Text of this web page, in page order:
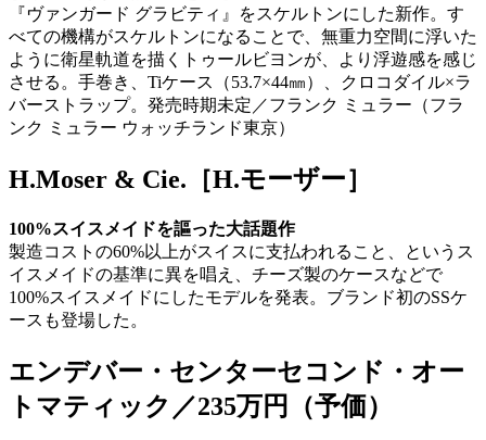
『ヴァンガード グラビティ』をスケルトンにした新作。す
べての機構がスケルトンになることで、無重力空間に浮いた
ように衛星軌道を描くトゥールビヨンが、より浮遊感を感じ
させる。手巻き、Tiケース（53.7×44㎜）、クロコダイル×ラ
バーストラップ。発売時期未定／フランク ミュラー（フラ
ンク ミュラー ウォッチランド東京）
H.Moser & Cie.［H.モーザー］
100%スイスメイドを謳った大話題作
製造コストの60%以上がスイスに支払われること、というス
イスメイドの基準に異を唱え、チーズ製のケースなどで
100%スイスメイドにしたモデルを発表。ブランド初のSSケ
ースも登場した。
エンデバー・センターセコンド・オー
トマティック／235万円（予価）